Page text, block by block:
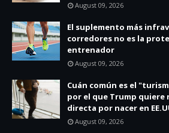
August 09, 2026
El suplemento más
corredores no es la
entrenador
August 09, 2026
Cuán común es el
por el que Trump
directa por nacer en
August 09, 2026